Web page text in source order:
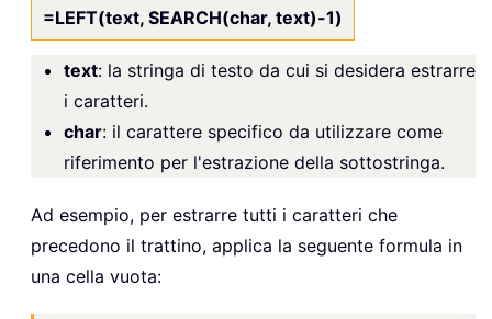
=LEFT(text, SEARCH(char, text)-1)
text: la stringa di testo da cui si desidera estrarre
i caratteri.
char: il carattere specifico da utilizzare come
riferimento per l'estrazione della sottostringa.
Ad esempio, per estrarre tutti i caratteri che
precedono il trattino, applica la seguente formula in
una cella vuota: